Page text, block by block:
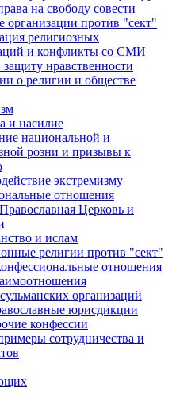
на свободу совести
организации против "сект"
религиозных
и конфликты со СМИ
нравственности
о религии и обществе
и насилие
национальной и
розни и призывы к
экстремизму
отношения
Церковь и
и ислам
религии против "сект"
отношения
организаций
юрисдикции
конфессии
сотрудничества и